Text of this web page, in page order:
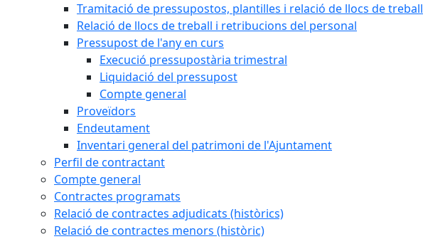
Tramitació de pressupostos, plantilles i relació de llocs de treball
Relació de llocs de treball i retribucions del personal
Pressupost de l'any en curs
Execució pressupostària trimestral
Liquidació del pressupost
Compte general
Proveïdors
Endeutament
Inventari general del patrimoni de l'Ajuntament
Perfil de contractant
Compte general
Contractes programats
Relació de contractes adjudicats (històrics)
Relació de contractes menors (històric)